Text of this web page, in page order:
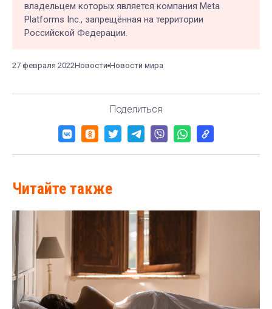
владельцем которых является компания Meta
Platforms Inc., запрещённая на территории
Российской Федерации.
27 февраля 2022Новости Новости мира
Поделиться
Читайте также